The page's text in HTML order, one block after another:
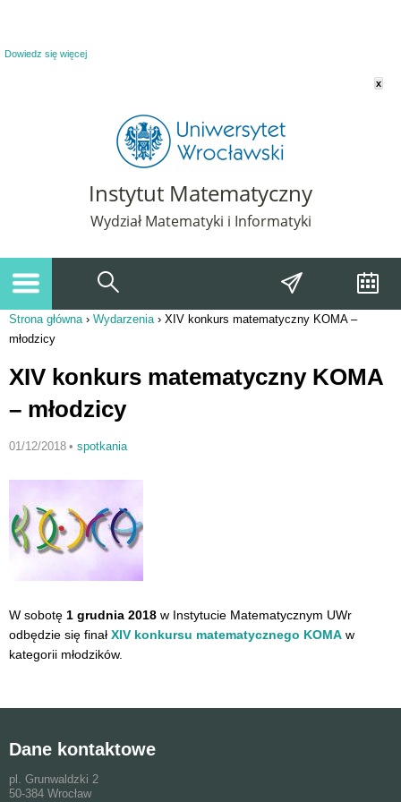
Dowiedz się więcej
x
Instytut Matematyczny
Wydział Matematyki i Informatyki
Jesteś tutaj
Strona główna› Wydarzenia› XIV konkurs matematyczny KOMA –
młodzicy
XIV konkurs matematyczny KOMA
– młodzicy
01/12/2018 • spotkania
W sobotę 1 grudnia 2018 w Instytucie Matematycznym UWr
odbędzie się finał XIV konkursu matematycznego KOMA w
kategorii młodzików.
Dane kontaktowe
pl. Grunwaldzki 2
50-384 Wrocław